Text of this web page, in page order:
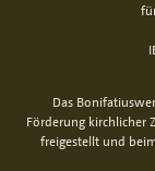
Das
Förderung kirchlicher
freigestellt und